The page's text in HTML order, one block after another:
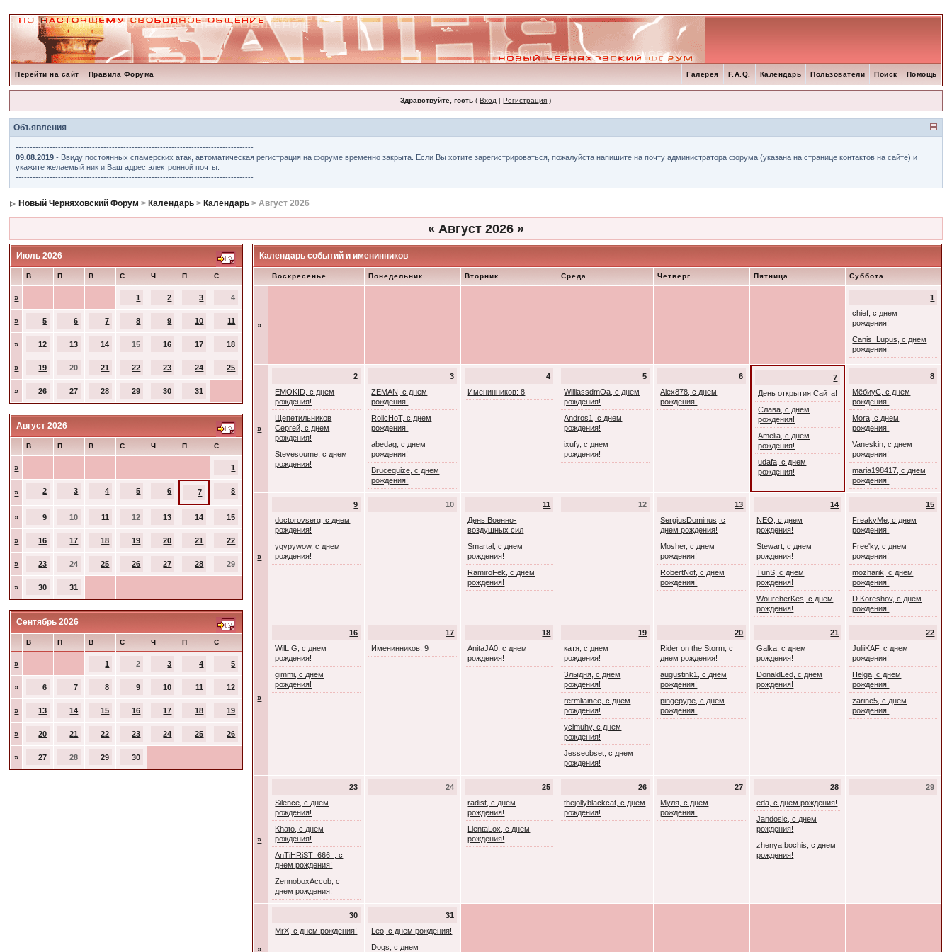
Перейти на сайт Правила Форума Помощь
Поиск
Пользователи
Календарь
F.A.Q.
Галерея
Здравствуйте, гость (Вход |Регистрация )
Объявления
------------------------------------------------------------------------------------
09.08.2019 - Ввиду постоянных спамерских атак, автоматическая регистрация на форуме временно закрыта. Если Вы хотите зарегистрироваться, пожалуйста напишите на почту администратора форума (указана на странице контактов на сайте) и
укажите желаемый ник и Ваш адрес электронной почты.
------------------------------------------------------------------------------------
Новый Черняховский Форум > Календарь > Календарь > Август 2026
« Август 2026 »
Июль 2026
В П В С Ч П С
» 1 2 3 4
» 5 6 7 8 9 10 11
» 12 13 14 15 16 17 18
» 19 20 21 22 23 24 25
» 26 27 28 29 30 31
Август 2026
В П В С Ч П С
» 1
» 2 3 4 5 6 7 8
» 9 10 11 12 13 14 15
» 16 17 18 19 20 21 22
» 23 24 25 26 27 28 29
» 30 31
Сентябрь 2026
В П В С Ч П С
» 1 2 3 4 5
» 6 7 8 9 10 11 12
» 13 14 15 16 17 18 19
» 20 21 22 23 24 25 26
» 27 28 29 30
Календарь событий и именинников
Воскресенье Понедельник Вторник Среда Четверг Пятница Суббота
»
1
chief, с днем
рождения!
Canis_Lupus, с днем
рождения!
»
2
EMOKID, с днем
рождения!
Щепетильников
Сергей, с днем
рождения!
Stevesoume, с днем
рождения!
3
ZEMAN, с днем
рождения!
RolicHoT, с днем
рождения!
abedag, с днем
рождения!
Brucequize, с днем
рождения!
4
Именинников: 8
5
WilliassdmOa, с днем
рождения!
Andros1, с днем
рождения!
ixufy, с днем
рождения!
6
Alex878, с днем
рождения!
7
День открытия Сайта!
Слава, с днем
рождения!
Amelia, с днем
рождения!
udafa, с днем
рождения!
8
МёбиуС, с днем
рождения!
Mora, с днем
рождения!
Vaneskin, с днем
рождения!
maria198417, с днем
рождения!
»
9
doctorovserg, с днем
рождения!
ygypywow, с днем
рождения!
10
11
День Военно-
воздушных сил
Smartal, с днем
рождения!
RamiroFek, с днем
рождения!
12
13
SergiusDominus, с
днем рождения!
Mosher, с днем
рождения!
RobertNof, с днем
рождения!
14
NEO, с днем
рождения!
Stewart, с днем
рождения!
TunS, с днем
рождения!
WoureherKes, с днем
рождения!
15
FreakyMe, с днем
рождения!
Free'ky, с днем
рождения!
mozharik, с днем
рождения!
D.Koreshov, с днем
рождения!
»
16
WilL G, с днем
рождения!
gimmi, с днем
рождения!
17
Именинников: 9
18
AnitaJA0, с днем
рождения!
19
катя, с днем
рождения!
Злыдня, с днем
рождения!
rermliainee, с днем
рождения!
ycimuhy, с днем
рождения!
Jesseobset, с днем
рождения!
20
Rider on the Storm, с
днем рождения!
augustink1, с днем
рождения!
pingepype, с днем
рождения!
21
Galka, с днем
рождения!
DonaldLed, с днем
рождения!
22
JuliiKAF, с днем
рождения!
Helga, с днем
рождения!
zarine5, с днем
рождения!
»
23
Silence, с днем
рождения!
Khato, с днем
рождения!
AnTiHRiST_666_, с
днем рождения!
ZennoboxAccob, с
днем рождения!
24
25
radist, с днем
рождения!
LientaLox, с днем
рождения!
26
thejollyblackcat, с днем
рождения!
27
Муля, с днем
рождения!
28
eda, с днем рождения!
Jandosic, с днем
рождения!
zhenya.bochis, с днем
рождения!
29
»
30
MrX, с днем рождения!
31
Leo, с днем рождения!
Dogs, с днем